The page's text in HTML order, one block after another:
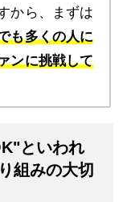
から、まずは
も多くの人に
ンに挑戦して
といわれ
組みの大切